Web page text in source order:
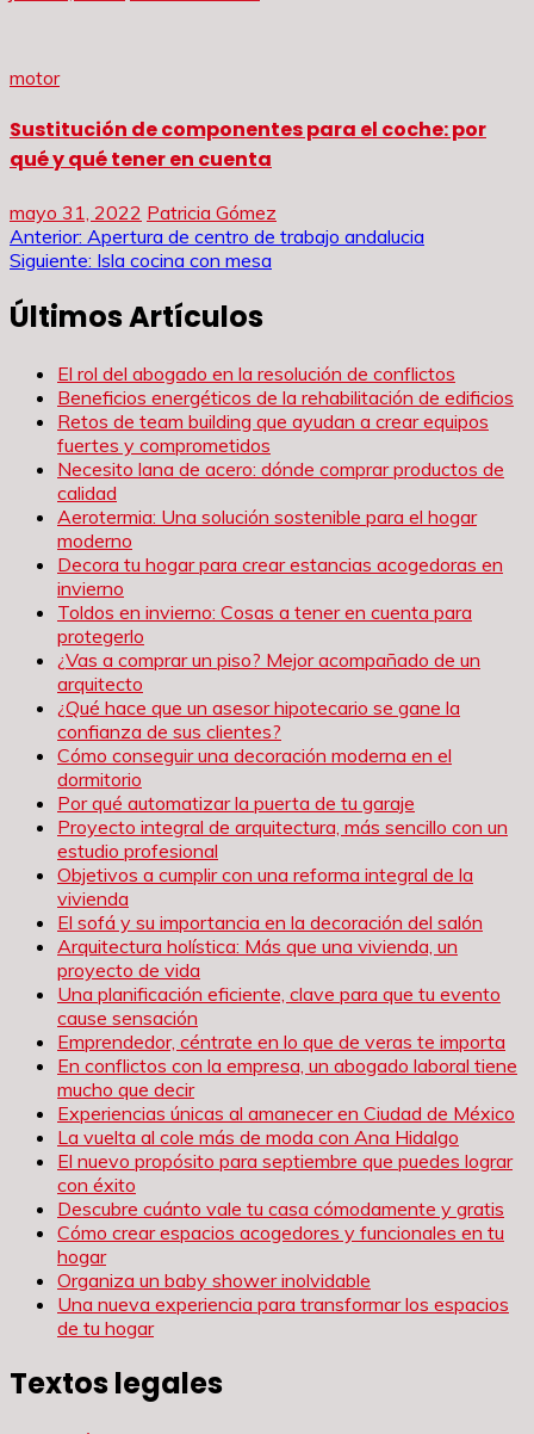
motor
Sustitución de componentes para el coche: por
qué y qué tener en cuenta
mayo 31, 2022 Patricia Gómez
Navegación
entradas
Anterior: Apertura de centro de trabajo andalucia
Siguiente: Isla cocina con mesa
Últimos Artículos
El rol del abogado en la resolución de conflictos
Beneficios energéticos de la rehabilitación de edificios
Retos de team building que ayudan a crear equipos
fuertes y comprometidos
Necesito lana de acero: dónde comprar productos de
calidad
Aerotermia: Una solución sostenible para el hogar
moderno
Decora tu hogar para crear estancias acogedoras en
invierno
Toldos en invierno: Cosas a tener en cuenta para
protegerlo
¿Vas a comprar un piso? Mejor acompañado de un
arquitecto
¿Qué hace que un asesor hipotecario se gane la
confianza de sus clientes?
Cómo conseguir una decoración moderna en el
dormitorio
Por qué automatizar la puerta de tu garaje
Proyecto integral de arquitectura, más sencillo con un
estudio profesional
Objetivos a cumplir con una reforma integral de la
vivienda
El sofá y su importancia en la decoración del salón
Arquitectura holística: Más que una vivienda, un
proyecto de vida
Una planificación eficiente, clave para que tu evento
cause sensación
Emprendedor, céntrate en lo que de veras te importa
En conflictos con la empresa, un abogado laboral tiene
mucho que decir
Experiencias únicas al amanecer en Ciudad de México
La vuelta al cole más de moda con Ana Hidalgo
El nuevo propósito para septiembre que puedes lograr
con éxito
Descubre cuánto vale tu casa cómodamente y gratis
Cómo crear espacios acogedores y funcionales en tu
hogar
Organiza un baby shower inolvidable
Una nueva experiencia para transformar los espacios
de tu hogar
Textos legales